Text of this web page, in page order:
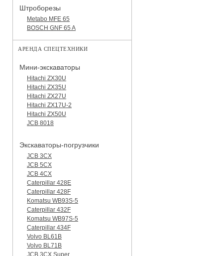
Штроборезы
Metabo MFE 65
BOSCH GNF 65 A
АРЕНДА СПЕЦТЕХНИКИ
Мини-экскаваторы
Hitachi ZX30U
Hitachi ZX35U
Hitachi ZX27U
Hitachi ZX17U-2
Hitachi ZX50U
JCB 8018
Экскаваторы-погрузчики
JCB 3CX
JCB 5CX
JCB 4CX
Caterpillar 428E
Caterpillar 428F
Komatsu WB93S-5
Caterpillar 432F
Komatsu WB97S-5
Caterpillar 434F
Volvo BL61B
Volvo BL71B